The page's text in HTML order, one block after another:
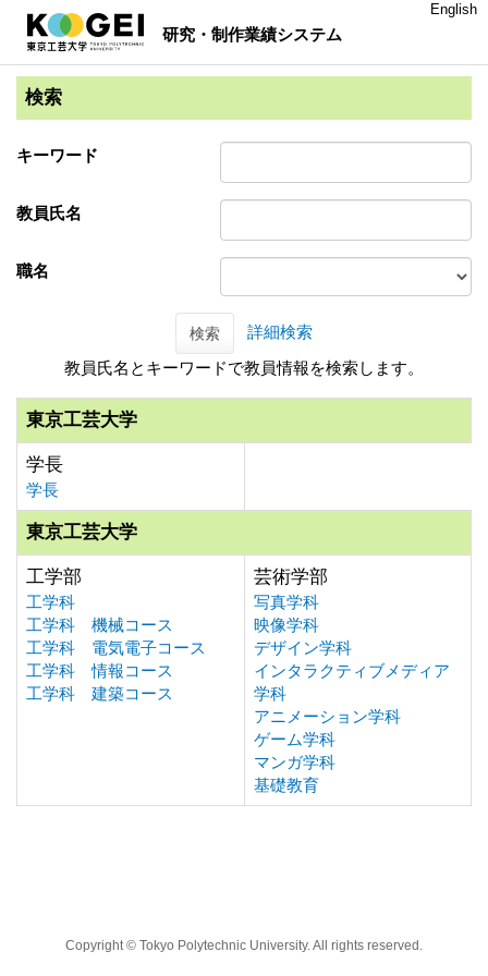
研究・制作業績システム
English
検索
キーワード
教員氏名
職名
検索
詳細検索
教員氏名とキーワードで教員情報を検索します。
東京工芸大学
学長
学長
東京工芸大学
工学部
工学科
工学科 機械コース
工学科 電気電子コース
工学科 情報コース
工学科 建築コース
芸術学部
写真学科
映像学科
デザイン学科
インタラクティブメディア
学科
アニメーション学科
ゲーム学科
マンガ学科
基礎教育
Copyright © Tokyo Polytechnic University. All rights reserved.